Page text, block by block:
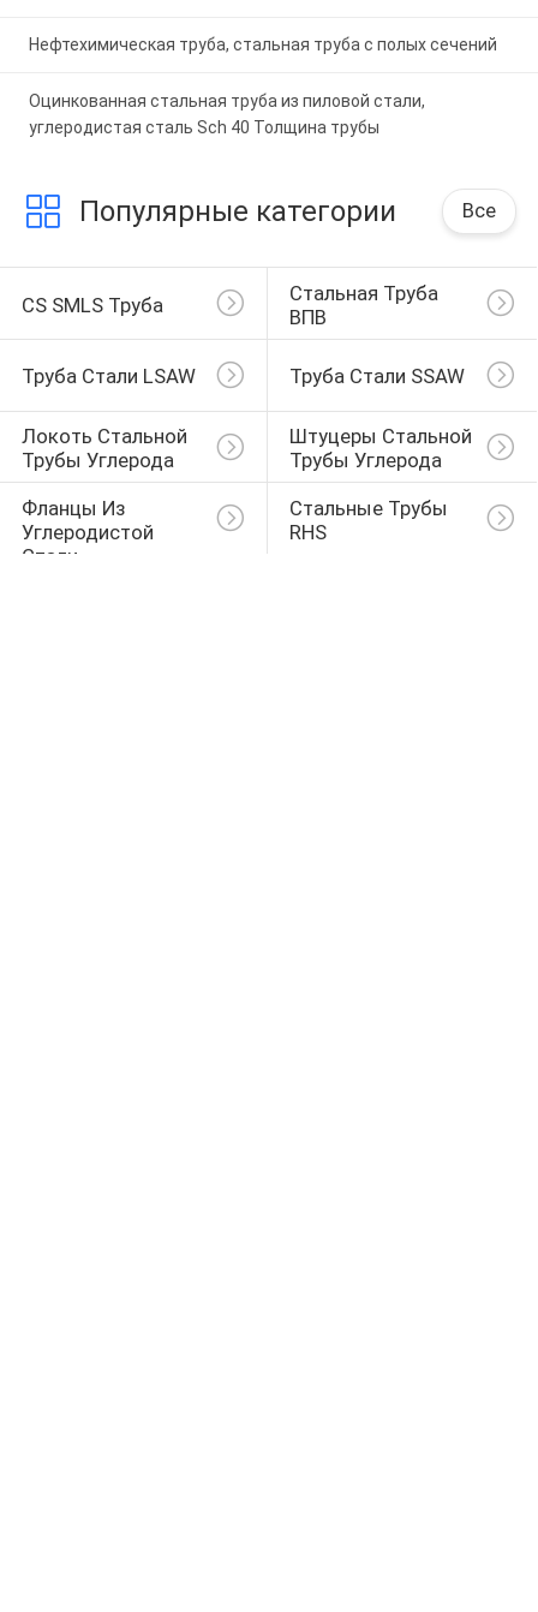
Нефтехимическая труба, стальная труба с полых сечений
Оцинкованная стальная труба из пиловой стали,
углеродистая сталь Sch 40 Толщина трубы
Популярные категории Все
CS SMLS Труба
Стальная Труба
ВПВ
Труба Стали LSAW Труба Стали SSAW
Локоть Стальной
Трубы Углерода
Штуцеры Стальной
Трубы Углерода
Фланцы Из
Углеродистой
Стали
Стальные Трубы
RHS